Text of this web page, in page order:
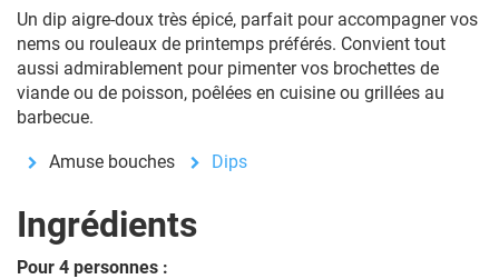
Un dip aigre-doux très épicé, parfait pour accompagner vos
nems ou rouleaux de printemps préférés. Convient tout
aussi admirablement pour pimenter vos brochettes de
viande ou de poisson, poêlées en cuisine ou grillées au
barbecue.
Amuse bouches Dips
Ingrédients
Pour 4 personnes :